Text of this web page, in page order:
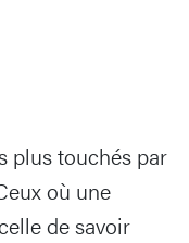
plus touchés par
où une
de savoir